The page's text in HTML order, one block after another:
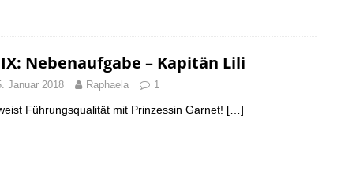
Nebenaufgabe – Kapitän Lili
Januar 2018 Raphaela 1
Führungsqualität mit Prinzessin Garnet! […]